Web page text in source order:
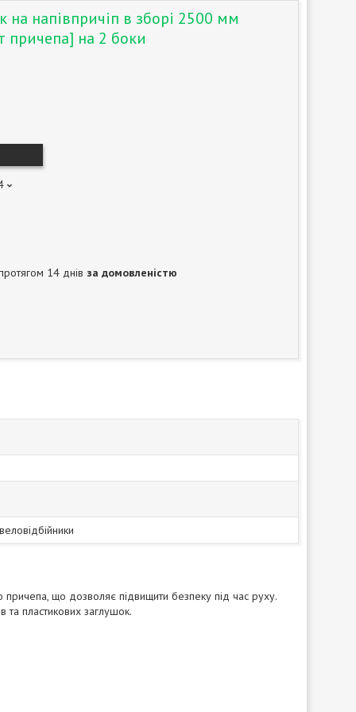
на напівпричіп в зборі 2500 мм
причепа] на 2 боки
14 днів за домовленістю
причепа, що дозволяє підвищити безпеку під час руху.
та пластикових заглушок.